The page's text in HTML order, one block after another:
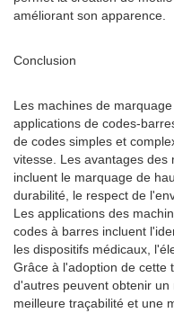
améliorant son apparence.
Conclusion
Les machines de
applications de codes-
de codes simples et
vitesse. Les avantages des
incluent le marquage de
durabilité, le respect de
Les applications des
codes à barres incluent
les dispositifs médicaux,
Grâce à l'adoption de cette
d'autres peuvent obtenir
meilleure traçabilité et une